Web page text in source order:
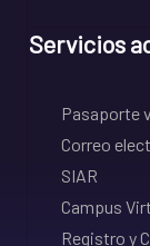
Servicios
Pasaporte
Correo
SIAR
Campus
Registro y